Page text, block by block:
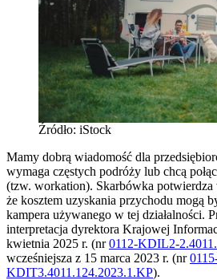
Źródło: iStock
Mamy dobrą wiadomość dla
wymaga częstych podróży lub chcą
(tzw. workation). Skarbówka potwierdza
że kosztem uzyskania przychodu mogą
kampera używanego w tej działalności.
interpretacja dyrektora Krajowej
kwietnia 2025 r. (nr 0112-KDIL2-
wcześniejsza z 15 marca 2023 r. (nr
KDIT3.4011.124.2023.1.KP).